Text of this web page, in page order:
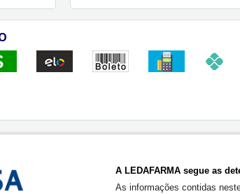
A LEDAFARMA segue as
As informações contidas